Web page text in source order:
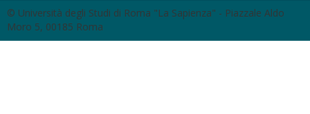
© Università degli Studi di Roma "La Sapienza" - Piazzale Aldo
Moro 5, 00185 Roma